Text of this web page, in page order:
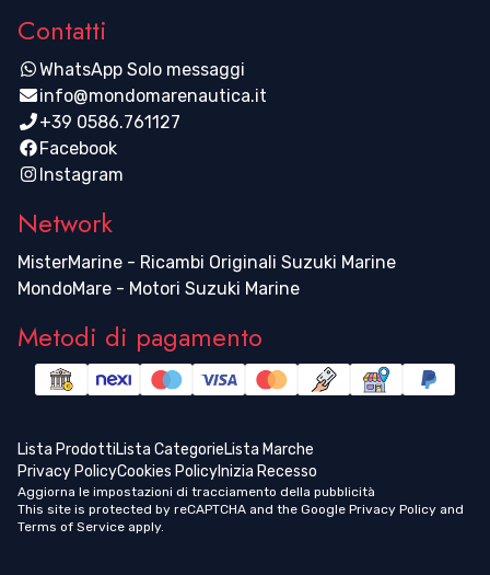
Contatti
WhatsApp Solo messaggi
info@mondomarenautica.it
+39 0586.761127
Facebook
Instagram
Network
MisterMarine - Ricambi Originali Suzuki Marine
MondoMare - Motori Suzuki Marine
Metodi di pagamento
Lista ProdottiLista CategorieLista Marche
Privacy PolicyCookies PolicyInizia Recesso
Aggiorna le impostazioni di tracciamento della pubblicità
This site is protected by reCAPTCHA and the Google Privacy Policy and
Terms of Service apply.